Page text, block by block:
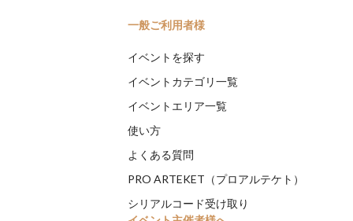
一般ご利用者様
イベントを探す
イベントカテゴリ一覧
イベントエリア一覧
使い方
よくある質問
PRO ARTEKET（プロアルテケト）
シリアルコード受け取り